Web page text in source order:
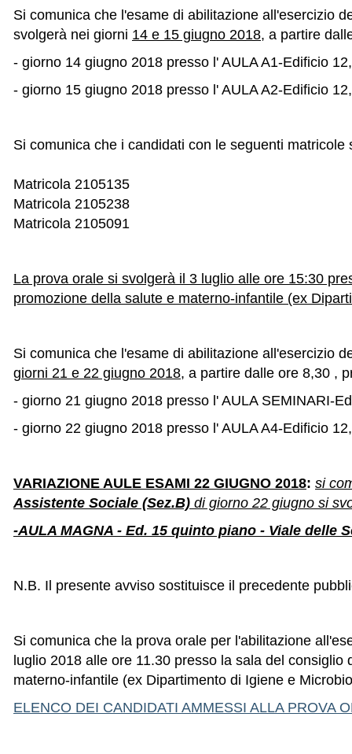
Si comunica che l'esame di abilitazione all'esercizio
svolgerà nei giorni 14 e 15 giugno 2018, a partire
- giorno 14 giugno 2018 presso l' AULA A1-Edificio
- giorno 15 giugno 2018 presso l' AULA A2-Edificio
Si comunica che i candidati con le seguenti
Matricola 2105135
Matricola 2105238
Matricola 2105091
La prova orale si svolgerà il 3 luglio alle ore 15:30
promozione della salute e materno-infantile (ex
Si comunica che l'esame di abilitazione all'esercizio
giorni 21 e 22 giugno 2018, a partire dalle ore 8,30 ,
- giorno 21 giugno 2018 presso l' AULA SEMINARI-
- giorno 22 giugno 2018 presso l' AULA A4-Edificio
VARIAZIONE AULE ESAMI 22 GIUGNO 2018: si
Assistente Sociale (Sez.B) di giorno 22 giugno si
-AULA MAGNA - Ed. 15 quinto piano - Viale delle
N.B. Il presente avviso sostituisce il precedente
Si comunica che la prova orale per l'abilitazione
luglio 2018 alle ore 11.30 presso la sala del
materno-infantile (ex Dipartimento di Igiene e
ELENCO DEI CANDIDATI AMMESSI ALLA PROVA